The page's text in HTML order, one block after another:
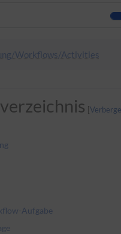
Workflows/Activities
Aufgabe